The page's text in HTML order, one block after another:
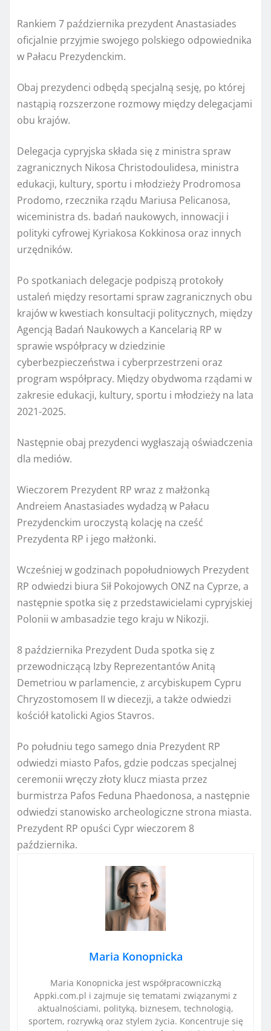
Rankiem 7 października prezydent Anastasiades
oficjalnie przyjmie swojego polskiego odpowiednika
w Pałacu Prezydenckim.
Obaj prezydenci odbędą specjalną sesję, po której
nastąpią rozszerzone rozmowy między delegacjami
obu krajów.
Delegacja cypryjska składa się z ministra spraw
zagranicznych Nikosa Christodoulidesa, ministra
edukacji, kultury, sportu i młodzieży Prodromosa
Prodomo, rzecznika rządu Mariusa Pelicanosa,
wiceministra ds. badań naukowych, innowacji i
polityki cyfrowej Kyriakosa Kokkinosa oraz innych
urzędników.
Po spotkaniach delegacje podpiszą protokoły
ustaleń między resortami spraw zagranicznych obu
krajów w kwestiach konsultacji politycznych, między
Agencją Badań Naukowych a Kancelarią RP w
sprawie współpracy w dziedzinie
cyberbezpieczeństwa i cyberprzestrzeni oraz
program współpracy. Między obydwoma rządami w
zakresie edukacji, kultury, sportu i młodzieży na lata
2021-2025.
Następnie obaj prezydenci wygłaszają oświadczenia
dla mediów.
Wieczorem Prezydent RP wraz z małżonką
Andreiem Anastasiades wydadzą w Pałacu
Prezydenckim uroczystą kolację na cześć
Prezydenta RP i jego małżonki.
Wcześniej w godzinach popołudniowych Prezydent
RP odwiedzi biura Sił Pokojowych ONZ na Cyprze, a
następnie spotka się z przedstawicielami cypryjskiej
Polonii w ambasadzie tego kraju w Nikozji.
8 października Prezydent Duda spotka się z
przewodniczącą Izby Reprezentantów Anitą
Demetriou w parlamencie, z arcybiskupem Cypru
Chryzostomosem II w diecezji, a także odwiedzi
kościół katolicki Agios Stavros.
Po południu tego samego dnia Prezydent RP
odwiedzi miasto Pafos, gdzie podczas specjalnej
ceremonii wręczy złoty klucz miasta przez
burmistrza Pafos Feduna Phaedonosa, a następnie
odwiedzi stanowisko archeologiczne strona miasta.
Prezydent RP opuści Cypr wieczorem 8
października.
Maria Konopnicka
Maria Konopnicka jest współpracowniczką
Appki.com.pl i zajmuje się tematami związanymi z
aktualnościami, polityką, biznesem, technologią,
sportem, rozrywką oraz stylem życia. Koncentruje się